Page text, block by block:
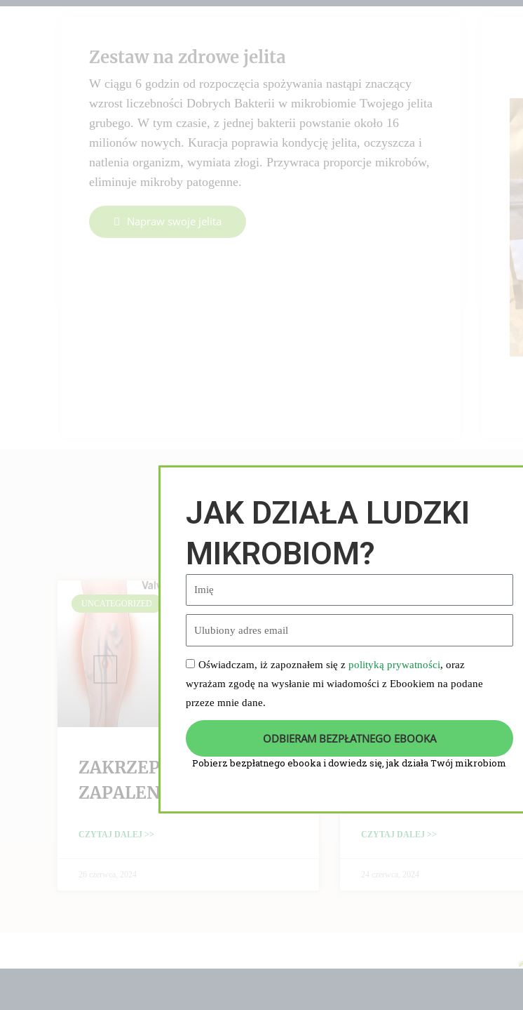
Zestaw na zdrowe jelita
W ciągu 6 godzin od rozpoczęcia spożywania nastąpi znaczący
wzrost liczebności Dobrych Bakterii w mikrobiomie Twojego jelita
grubego. W tym czasie, z jednej bakterii powstanie około 16
milionów nowych. Kuracja poprawia kondycję jelita, oczyszcza i
natlenia organizm, wymiata złogi. Przywraca proporcje mikrobów,
eliminuje mikroby patogenne.
Napraw swoje jelita
UNCATEGORIZED
ZAKRZEPICA /
ZAPALENIE ŻYŁ
CZYTAJ DALEJ >>
26 czerwca, 2024
UNCATEGORIZED
PRZEBIEG I WYNIKI
CZYTAJ DALEJ >>
24 czerwca, 2024
JAK DZIAŁA LUDZKI
MIKROBIOM?
Oświadczam, iż zapoznałem się z polityką prywatności, oraz
wyrażam zgodę na wysłanie mi wiadomości z Ebookiem na podane
przeze mnie dane.
ODBIERAM BEZPŁATNEGO EBOOKA
Pobierz bezpłatnego ebooka i dowiedz się, jak działa Twój mikrobiom